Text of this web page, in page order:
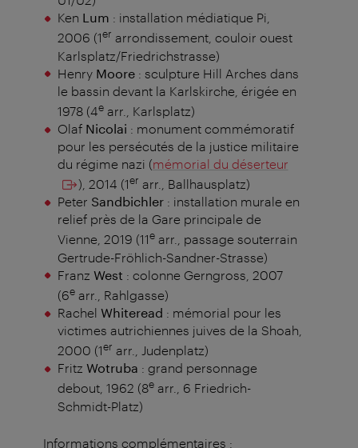
Ken Lum : installation médiatique Pi,
2006 (1er arrondissement, couloir ouest
Karlsplatz/Friedrichstrasse)
Henry Moore: sculpture Hill Arches dans
le bassin devant la Karlskirche, érigée en
1978 (4earr., Karlsplatz)
Olaf Nicolai : monument commémoratif
pour les persécutés de la justice militaire
du régime nazi (mémorial du déserteur
), 2014 (1er arr., Ballhausplatz)
Peter Sandbichler: installation murale en
relief près de la Gare principale de
Vienne, 2019 (11earr., passage souterrain
Gertrude-Fröhlich-Sandner-Strasse)
Franz West : colonne Gerngross, 2007
(6earr., Rahlgasse)
Rachel Whiteread : mémorial pour les
victimes autrichiennes juives de la Shoah,
2000 (1er arr., Judenplatz)
Fritz Wotruba : grand personnage
debout, 1962 (8earr., 6 Friedrich-
Schmidt-Platz)
Informations complémentaires :